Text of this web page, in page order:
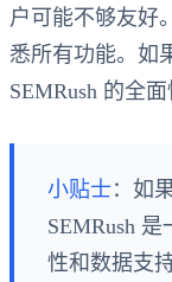
户可能不够友好
悉所有功能。如
SEMRush 的全
小贴士 ：如
SEMRush
性和数据支